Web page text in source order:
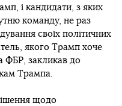
і кандидати, з яких
команду, не раз
своїх політичних
якого Трамп хоче
ФБР, закликав до
Трампа.
щодо